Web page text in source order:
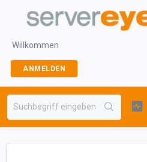
Willkommen
ANMELDEN